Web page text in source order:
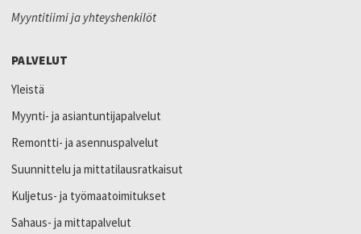
Myyntitiimi ja yhteyshenkilöt
PALVELUT
Yleistä
Myynti- ja asiantuntijapalvelut
Remontti- ja asennuspalvelut
Suunnittelu ja mittatilausratkaisut
Kuljetus- ja työmaatoimitukset
Sahaus- ja mittapalvelut